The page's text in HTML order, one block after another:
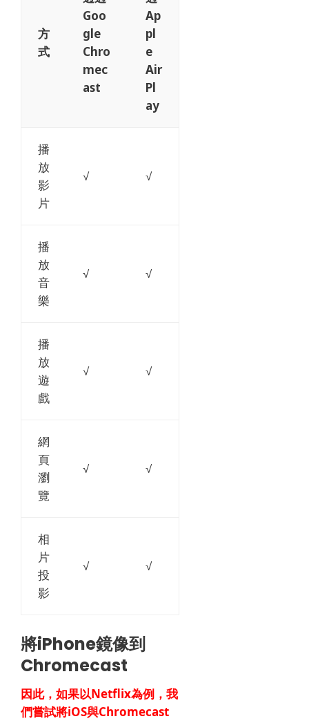
方
式
Goo
Gle
Chro
Mec
Ast
Ap
Pl
E
Air
Pl
Ay
播
放
影
片
√ √
播
放
音
樂
√ √
播
放
遊
戲
√ √
網
頁
瀏
覽
√ √
相
片
投
影
√ √
將iPhone鏡像到
Chromecast
因此，如果以Netflix為例，我
們嘗試將iOS與Chromecast